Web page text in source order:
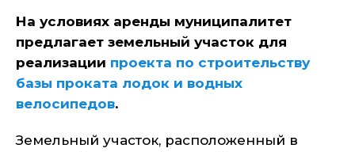
На условиях аренды муниципалитет
предлагает земельный участок для
реализации проекта по строительству
базы проката лодок и водных
велосипедов.
Земельный участок, расположенный в